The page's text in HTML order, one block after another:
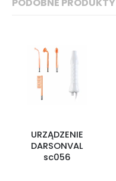
URZĄDZENIE
DARSONVAL
sc056